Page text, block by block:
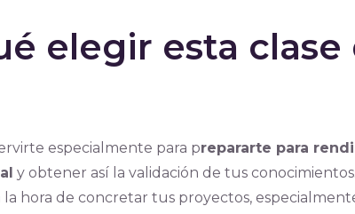
elegir esta
especialmente para prepararte para
y obtener así la validación de tus
hora de concretar tus proyectos,